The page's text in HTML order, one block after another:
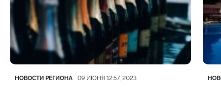
Категория
НОВОСТИ РЕГИОНА
Дата публикации 09 ИЮНЯ 12:57, 2023